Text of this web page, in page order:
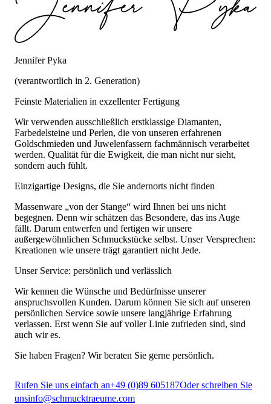
Jennifer Pyka
(verantwortlich in 2. Generation)
Feinste Materialien in exzellenter Fertigung
Wir verwenden ausschließlich erstklassige Diamanten,
Farbedelsteine und Perlen, die von unseren erfahrenen
Goldschmieden und Juwelenfassern fachmännisch verarbeitet
werden. Qualität für die Ewigkeit, die man nicht nur sieht,
sondern auch fühlt.
Einzigartige Designs, die Sie andernorts nicht finden
Massenware „von der Stange“ wird Ihnen bei uns nicht
begegnen. Denn wir schätzen das Besondere, das ins Auge
fällt. Darum entwerfen und fertigen wir unsere
außergewöhnlichen Schmuckstücke selbst. Unser Versprechen:
Kreationen wie unsere trägt garantiert nicht Jede.
Unser Service: persönlich und verlässlich
Wir kennen die Wünsche und Bedürfnisse unserer
anspruchsvollen Kunden. Darum können Sie sich auf unseren
persönlichen Service sowie unsere langjährige Erfahrung
verlassen. Erst wenn Sie auf voller Linie zufrieden sind, sind
auch wir es.
Sie haben Fragen? Wir beraten Sie gerne persönlich.
Rufen Sie uns einfach an+49 (0)89 605187Oder schreiben Sie
unsinfo@schmucktraeume.com